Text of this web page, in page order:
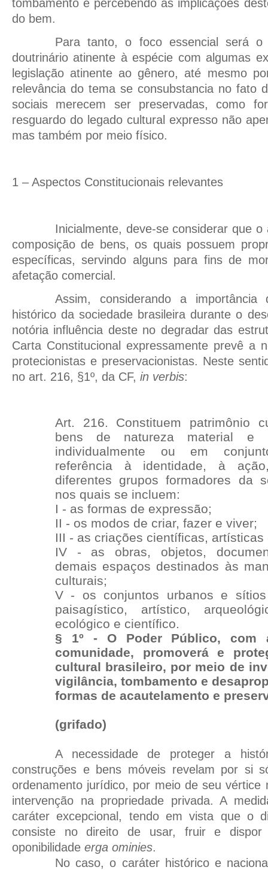
tombamento e percebendo as implicações
do bem.
Para tanto, o foco essencial será o
doutrinário atinente à espécie com algumas
legislação atinente ao gênero, até mesmo
relevância do tema se consubstancia no fato
sociais merecem ser preservadas, como
resguardo do legado cultural expresso não
mas também por meio físico.
1 – Aspectos Constitucionais relevantes
Inicialmente, deve-se considerar que
composição de bens, os quais possuem
específicas, servindo alguns para fins de
afetação comercial.
Assim, considerando a
histórico da sociedade brasileira durante o
notória influência deste no degradar das
Carta Constitucional expressamente prevê a
protecionistas e preservacionistas. Neste
no art. 216, §1º, da CF, in verbis:
Art. 216. Constituem patrimônio
bens de natureza material e
individualmente ou em
referência à identidade, à
diferentes grupos formadores da
nos quais se incluem:
I - as formas de expressão;
II - os modos de criar, fazer e viver;
III - as criações científicas,
IV - as obras, objetos,
demais espaços destinados às
culturais;
V - os conjuntos urbanos e
paisagístico, artístico,
ecológico e científico.
§ 1º - O Poder Público, com
comunidade, promoverá e
cultural brasileiro, por meio de
vigilância, tombamento e
formas de acautelamento e
(grifado)
A necessidade de proteger a
construções e bens móveis revelam por si
ordenamento jurídico, por meio de seu vértice
intervenção na propriedade privada. A
caráter excepcional, tendo em vista que o
consiste no direito de usar, fruir e
oponibilidade erga ominies.
No caso, o caráter histórico e